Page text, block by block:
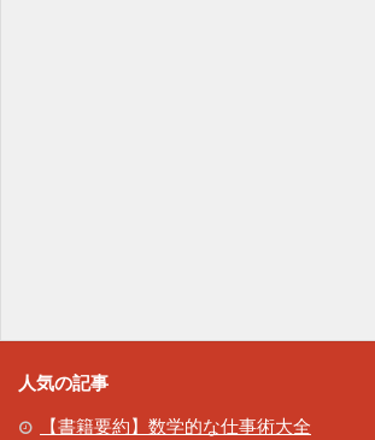
人気の記事
【書籍要約】数学的な仕事術大全